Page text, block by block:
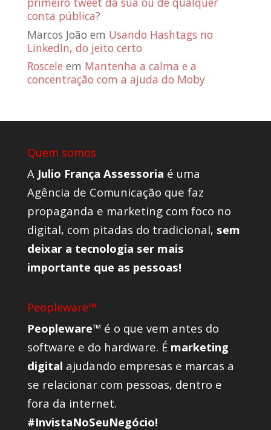
conta pública?
Marcos João em Usando Hashtags no
LinkedIn, do jeito certo
Roscele em Mantenha a calma e a
concentração com a ajuda do Moby
Quem somos
A Julio França Assessoria é uma
Agência de Comunicação que faz
propaganda e marketing com foco no
digital, com pitadas do tradicional, sem
deixar a tecnologia ser mais
importante que as pessoas!
Peopleware™
Peopleware™ é o que vem antes do
software e do hardware. É marketing
digital ajudando empresas e marcas a
se relacionar com pessoas, dentro e
fora da internet.
#InvistaNoSeuNegócio!